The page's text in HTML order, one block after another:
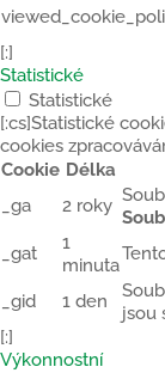
[:]
Statistické
Statistické
[:cs]Statistické
cookies
Cookie Délka
_ga
2 roky
_gat
1
minuta
_gid 1 den
jsou
[:]
Výkonnostní